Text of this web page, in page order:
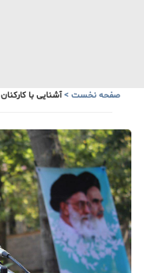
صفحه نخست >آشنایی با کارکنان